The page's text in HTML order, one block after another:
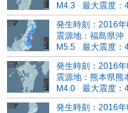
M4.3
最大震度：
発生時刻：2016
震源地：福島県沖
M5.5
最大震度：
発生時刻：2016
震源地：熊本県熊
M4.0
最大震度：
発生時刻：2016